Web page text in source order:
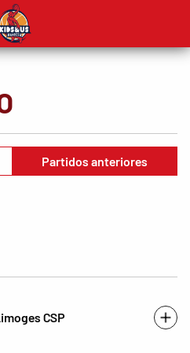
Partidos anteriores
CSP